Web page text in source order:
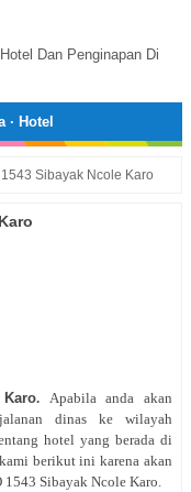
Dan Penginapan Di
· Hotel
Sibayak Ncole Karo
. Apabila anda akan
dinas ke wilayah
hotel yang berada di
berikut ini karena akan
1543 Sibayak Ncole Karo.